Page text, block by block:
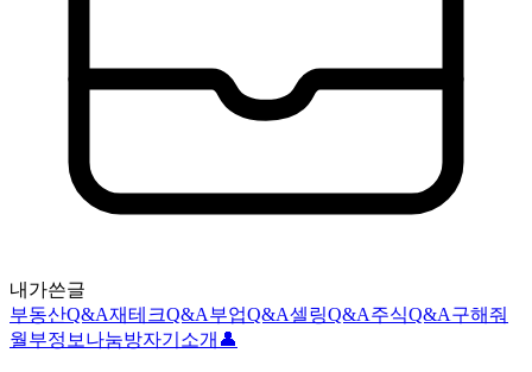
내가쓴글
부동산Q&A재테크Q&A부업Q&A셀링Q&A주식Q&A구해줘
월부정보나눔방자기소개👤